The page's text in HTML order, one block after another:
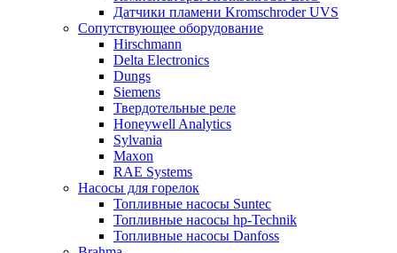
Датчики пламени Kromschroder UVS
Сопутствующее оборудование
Hirschmann
Delta Electronics
Dungs
Siemens
Твердотельные реле
Honeywell Analytics
Sylvania
Maxon
RAE Systems
Насосы для горелок
Топливные насосы Suntec
Топливные насосы hp-Technik
Топливные насосы Danfoss